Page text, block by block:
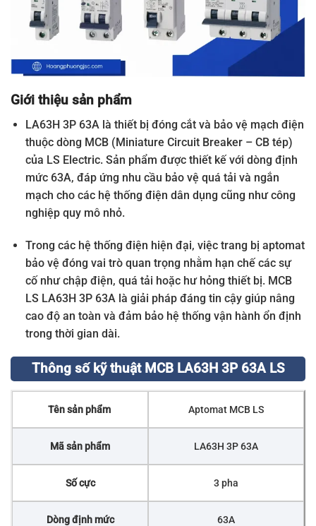
Giới thiệu sản phẩm
LA63H 3P 63A là thiết bị đóng cắt và bảo vệ mạch điện
thuộc dòng MCB (Miniature Circuit Breaker – CB tép)
của LS Electric. Sản phẩm được thiết kế với dòng định
mức 63A, đáp ứng nhu cầu bảo vệ quá tải và ngắn
mạch cho các hệ thống điện dân dụng cũng như công
nghiệp quy mô nhỏ.
Trong các hệ thống điện hiện đại, việc trang bị aptomat
bảo vệ đóng vai trò quan trọng nhằm hạn chế các sự
cố như chập điện, quá tải hoặc hư hỏng thiết bị. MCB
LS LA63H 3P 63A là giải pháp đáng tin cậy giúp nâng
cao độ an toàn và đảm bảo hệ thống vận hành ổn định
trong thời gian dài.
Thông số kỹ thuật MCB LA63H 3P 63A LS
Tên sản phẩm Aptomat MCB LS
Mã sản phẩm LA63H 3P 63A
Số cực 3 pha
Dòng định mức 63A